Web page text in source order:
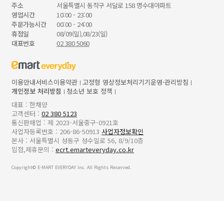
주소
서울특별시 동작구 서달로 158 명수대아파트
영업시간
10:00 - 23:00
주문가능시간
00:00 - 24:00
휴점일
08/09(일),08/23(일)
대표번호
02 380 5060
이용안내서비스이용약관 고정형 영상정보처리기기운영·관리방침
개인정보 처리방침
청소년 보호 정책
대표 : 한채양
고객센터 : 02 380 5123
통신판매업 : 제 2023-서울중구-0921호
사업자등록번호 : 206-86-50913 사업자정보확인
본사 : 서울특별시 성동구 성수일로 56, 8/9/10층
입점,제휴문의 : ecrt.emarteveryday.co.kr
Copyright© E-MART EVERYDAY Inc. All Rights Reserved.